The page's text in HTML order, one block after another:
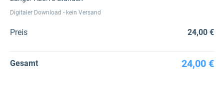
Digitaler Download - kein Versand
Preis 24,00 €
Gesamt 24,00 €